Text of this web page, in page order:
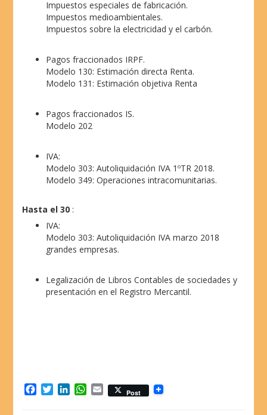
Impuestos especiales de fabricación.
Impuestos medioambientales.
Impuestos sobre la electricidad y el carbón.
Pagos fraccionados IRPF.
Modelo 130: Estimación directa Renta.
Modelo 131: Estimación objetiva Renta
Pagos fraccionados IS.
Modelo 202
IVA:
Modelo 303: Autoliquidación IVA 1ºTR 2018.
Modelo 349: Operaciones intracomunitarias.
Hasta el 30 :
IVA:
Modelo 303: Autoliquidación IVA marzo 2018
grandes empresas.
Legalización de Libros Contables de sociedades y
presentación en el Registro Mercantil.
T
W
E
Post